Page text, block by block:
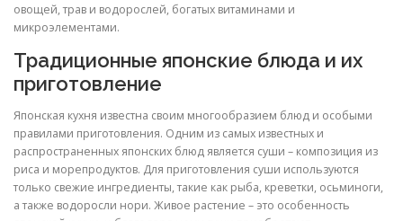
овощей, трав и водорослей, богатых витаминами и
микроэлементами.
Традиционные японские блюда и их
приготовление
Японская кухня известна своим многообразием блюд и особыми
правилами приготовления. Одним из самых известных и
распространенных японских блюд является суши – композиция из
риса и морепродуктов. Для приготовления суши используются
только свежие ингредиенты, такие как рыба, креветки, осьминоги,
а также водоросли нори. Живое растение – это особенность